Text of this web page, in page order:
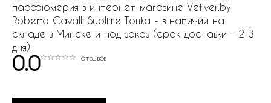
парфюмерия в интернет-магазине Vetiver.by.
Roberto Cavalli Sublime Tonka - в наличии на
складе в Минске и под заказ (срок доставки - 2-3
дня).
0.0 отзывов